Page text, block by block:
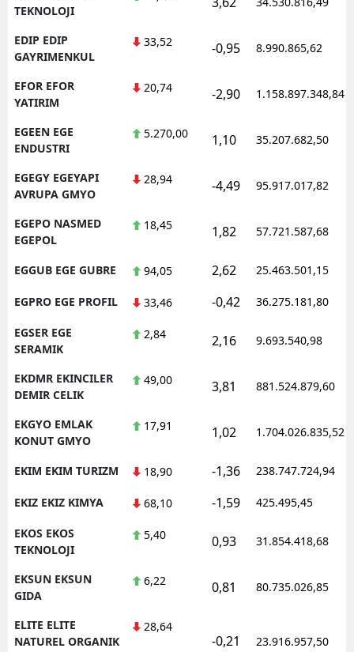
TEKNOLOJI
EDIP EDIP
GAYRIMENKUL
33,52 -0,95 8.990.865,62
EFOR EFOR
YATIRIM
20,74 -2,90 1.158.897.348,84
EGEEN EGE
ENDUSTRI
5.270,00 1,10 35.207.682,50
EGEGY EGEYAPI
AVRUPA GMYO
28,94 -4,49 95.917.017,82
EGEPO NASMED
EGEPOL
18,45 1,82 57.721.587,68
EGGUB EGE GUBRE 94,05 2,62 25.463.501,15
EGPRO EGE PROFIL 33,46 -0,42 36.275.181,80
EGSER EGE
SERAMIK
2,84 2,16 9.693.540,98
EKDMR EKINCILER
DEMIR CELIK
49,00 3,81 881.524.879,60
EKGYO EMLAK
KONUT GMYO
17,91 1,02 1.704.026.835,52
EKIM EKIM TURIZM 18,90 -1,36 238.747.724,94
EKIZ EKIZ KIMYA 68,10 -1,59 425.495,45
EKOS EKOS
TEKNOLOJI
5,40 0,93 31.854.418,68
EKSUN EKSUN
GIDA
6,22 0,81 80.735.026,85
ELITE ELITE
NATUREL ORGANIK
28,64
-0,21 23.916.957,50